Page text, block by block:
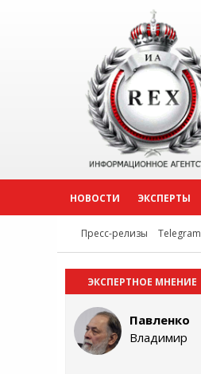
НОВОСТИ ЭКСПЕРТЫ
Пресс-релизы Telegram
ЭКСПЕРТНОЕ МНЕНИЕ
Павленко
Владимир